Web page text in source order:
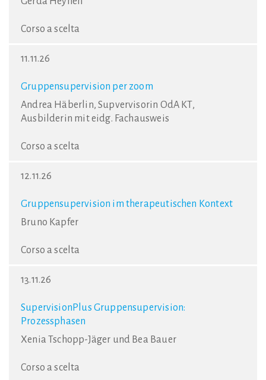
Corso a scelta
11.11.26
Gruppensupervision per zoom
Andrea Häberlin, Supvervisorin OdA KT,
Ausbilderin mit eidg. Fachausweis
Corso a scelta
12.11.26
Gruppensupervision im therapeutischen Kontext
Bruno Kapfer
Corso a scelta
13.11.26
SupervisionPlus Gruppensupervision:
Prozessphasen
Xenia Tschopp-Jäger und Bea Bauer
Corso a scelta